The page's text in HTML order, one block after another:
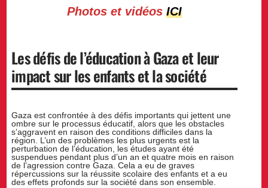
Photos et vidéos ICI
Les défis de l’éducation à Gaza et leur
impact sur les enfants et la société
Gaza est confrontée à des défis importants qui jettent une
ombre sur le processus éducatif, alors que les obstacles
s’aggravent en raison des conditions difficiles dans la
région. L’un des problèmes les plus urgents est la
perturbation de l’éducation, les études ayant été
suspendues pendant plus d’un an et quatre mois en raison
de l’agression contre Gaza. Cela a eu de graves
répercussions sur la réussite scolaire des enfants et a eu
des effets profonds sur la société dans son ensemble.